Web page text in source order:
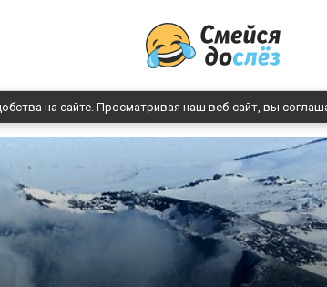
на сайте. Просматривая наш веб-сайт, вы